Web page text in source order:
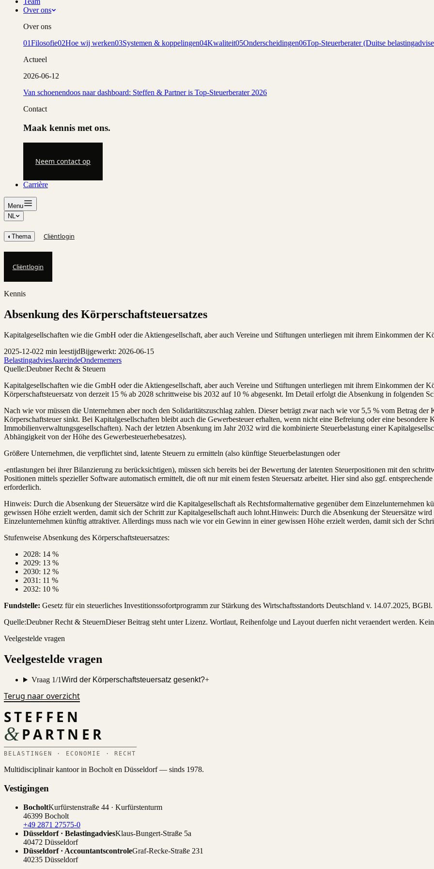
Over ons
Over ons
01Filosofie02Hoe wij werken03Systemen & koppelingen04Kwaliteit05Onderscheidingen06Top-Steuerberater (Duitse
Actueel
2026-06-12
Van schoenendoos naar dashboard: Steffen & Partner is Top-Steuerberater 2026
Contact
Maak kennis met ons.
Neem contact op
Carrière
Menu
NL
◐ Thema Cliëntlogin
Cliëntlogin
Kennis
Absenkung des Körperschaftsteuersatzes
Kapitalgesellschaften wie die GmbH oder die Aktiengesellschaft, aber auch Vereine und Stiftungen unterliegen mit ihrem Einkommen der
2025-12-022 min leestijdBijgewerkt: 2026-06-15
BelastingadviesJaareindeOndernemers
Quelle:Deubner Recht & Steuern
Kapitalgesellschaften wie die GmbH oder die Aktiengesellschaft, aber auch Vereine und Stiftungen unterliegen mit ihrem Einkommen der
Körperschaftsteuersatz von derzeit 15 % ab 2028 schrittweise bis 2032 auf 10 % abgesenkt. Im Detail erfolgt die Absenkung in folgenden
Nach wie vor müssen die Unternehmen aber noch den Solidaritätszuschlag zahlen. Dieser beträgt zwar nach wie vor 5,5 % vom Betrag
Körperschaftsteuer sinkt. Bei Kapitalgesellschaften bleibt auch die Gewerbesteuer erhalten, wenn nicht eine Befreiung oder eine besondere
Immobilienverwaltungsgesellschaften). Nach der letzten Absenkung im Jahr 2032 wird die kombinierte Steuerbelastung einer
Abhängigkeit von der Höhe des Gewerbesteuerhebesatzes).
Größere Unternehmen, die verpflichtet sind, latente Steuern zu ermitteln (also künftige Steuerbelastungen oder
-entlastungen bei ihrer Bilanzierung zu berücksichtigen), müssen sich bereits bei der Bewertung der latenten Steuerpositionen mit den
Positionen mittels spezieller Software automatisch ermittelt, die oft nur mit einem festen Steuersatz arbeitet. Hier sind also ggf.
erforderlich.
Hinweis: Durch die Absenkung der Steuersätze wird die Kapitalgesellschaft als Rechtsformalternative gegenüber dem Einzelunternehmen
gewissen Höhe erzielt werden, damit sich der Schritt zur Kapitalgesellschaft auch lohnt.Hinweis: Durch die Absenkung der Steuersätze
Einzelunternehmen künftig attraktiver. Allerdings muss nach wie vor ein Gewinn in einer gewissen Höhe erzielt werden, damit sich der
Stufenweise Absenkung des Körperschaftsteuersatzes:
2028: 14 %
2029: 13 %
2030: 12 %
2031: 11 %
2032: 10 %
Fundstelle: Gesetz für ein steuerliches Investitionssofortprogramm zur Stärkung des Wirtschaftsstandorts Deutschland v. 14.07.2025,
Quelle:Deubner Recht & SteuernDieser Beitrag steht unter Lizenz. Wortlaut, Reihenfolge und Layout duerfen nicht veraendert werden.
Veelgestelde vragen
Veelgestelde vragen
Vraag 1/1Wird der Körperschaftsteuersatz gesenkt?+
Terug naar overzicht
STEFFEN
&PARTNER
BELASTINGEN · ECONOMIE · RECHT
Multidisciplinair kantoor in Bocholt en Düsseldorf — sinds 1978.
Vestigingen
BocholtKurfürstenstraße 44 · Kurfürstenturm
46399 Bocholt
+49 2871 27575-0
Düsseldorf · BelastingadviesKlaus-Bungert-Straße 5a
40472 Düsseldorf
Düsseldorf · AccountantscontroleGraf-Recke-Straße 231
40235 Düsseldorf